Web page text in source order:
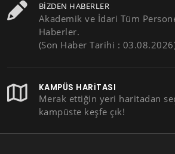
BIZDEN HABERLER
Akademik ve İdari Tüm
Haberler.
(Son Haber Tarihi :
KAMPÜS HARITASI
Merak ettiğin yeri haritadan
kampüste keşfe çık!